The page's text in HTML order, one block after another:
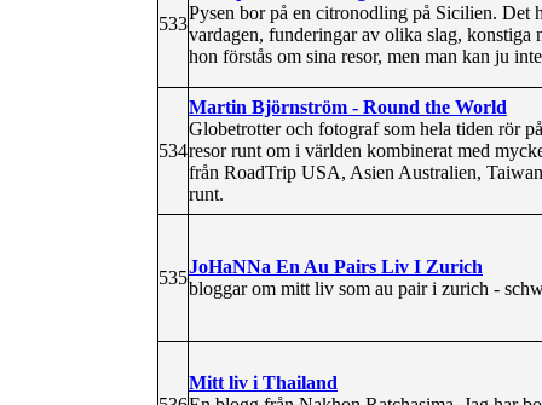
533
Pysen bor på en citronodling på Sicilien.
vardagen, funderingar av olika slag, konstiga
hon förstås om sina resor, men man kan ju
534
Martin Björnström - Round the World
Globetrotter och fotograf som hela tiden rör
resor runt om i världen kombinerat med
från RoadTrip USA, Asien Australien,
runt.
535
JoHaNNa En Au Pairs Liv I Zurich
bloggar om mitt liv som au pair i zurich -
Mitt liv i Thailand